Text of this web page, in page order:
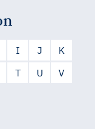
I J
K
T U
V